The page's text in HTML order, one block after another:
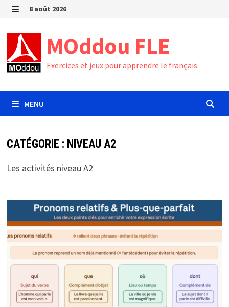
Passer
contenu
8 août 2026
MOddou FLE
Exercices et jeux pour apprendre le français
MENU
CATÉGORIE : NIVEAU A2
Les activités niveau A2